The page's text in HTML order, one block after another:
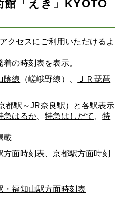
館「えき」KYOTO
クセスにご利用いただけるよ
の時刻表を表示。
陰線 （嵯峨野線）、
ＪＲ琵琶
都駅～JR奈良駅）と各駅表示
急はるか、特急はしだて 、特
載
方面時刻表、京都駅方面時刻
・福知山駅方面時刻表